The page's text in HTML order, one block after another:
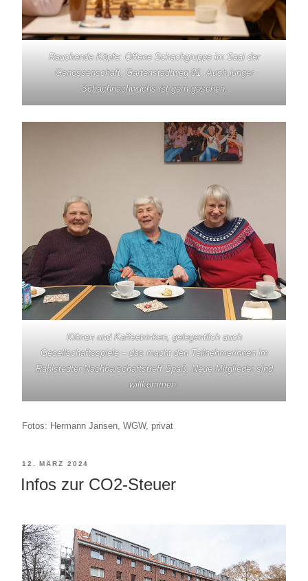
Rauchende Köpfe: Offene Schachgruppe im Saal der
Genossenschaft, Gartenstadtweg 81. Auch junger
Schachnachwuchs ist gern gesehen.
Klönen und Kaffeetrinken, gelegentlich auch
Gesellschaftsspiele – das macht den Teilnehmerinnen im
Rahlstedter Nachbarschaftstreff Spaß. Neue Mitglieder sind
willkommen.
Fotos: Hermann Jansen, WGW, privat
VERÖFFENTLICHT
AM
12. MÄRZ 2024
Infos zur CO2-Steuer